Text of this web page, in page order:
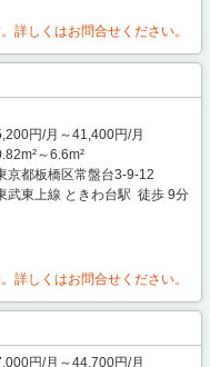
詳しくはお問合せください。
円/月～41,400円/月
～6.6m²
京都板橋区常盤台3-9-12
武東上線 ときわ台駅 徒歩 9分
詳しくはお問合せください。
円/月～44,700円/月